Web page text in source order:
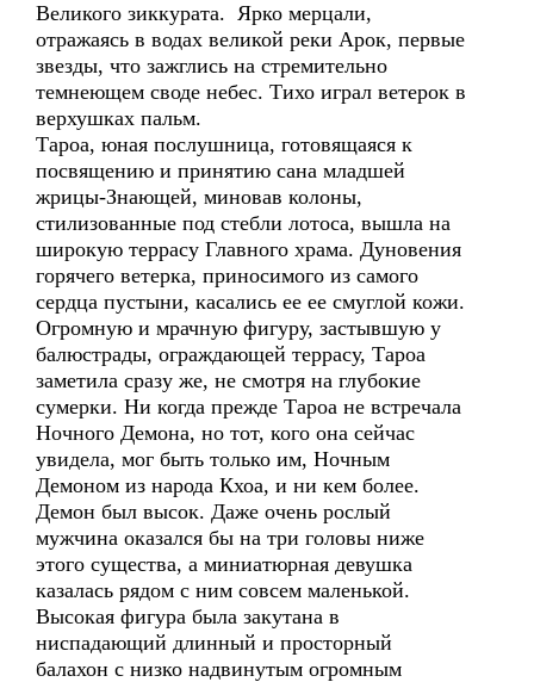
Великого зиккурата. Ярко мерцали,
отражаясь в водах великой реки Арок, первые
звезды, что зажглись на стремительно
темнеющем своде небес. Тихо играл ветерок в
верхушках пальм.
Тароа, юная послушница, готовящаяся к
посвящению и принятию сана младшей
жрицы-Знающей, миновав колоны,
стилизованные под стебли лотоса, вышла на
широкую террасу Главного храма. Дуновения
горячего ветерка, приносимого из самого
сердца пустыни, касались ее ее смуглой кожи.
Огромную и мрачную фигуру, застывшую у
балюстрады, ограждающей террасу, Тароа
заметила сразу же, не смотря на глубокие
сумерки. Ни когда прежде Тароа не встречала
Ночного Демона, но тот, кого она сейчас
увидела, мог быть только им, Ночным
Демоном из народа Кхоа, и ни кем более.
Демон был высок. Даже очень рослый
мужчина оказался бы на три головы ниже
этого существа, а миниатюрная девушка
казалась рядом с ним совсем маленькой.
Высокая фигура была закутана в
ниспадающий длинный и просторный
балахон с низко надвинутым огромным